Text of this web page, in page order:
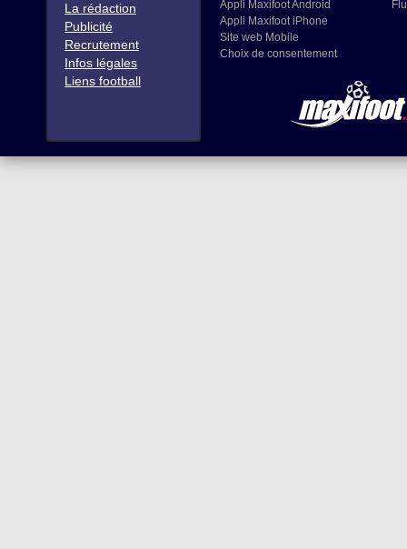
La rédaction
Publicité
Recrutement
Infos légales
Liens football
Appli Maxifoot Android
Appli Maxifoot iPhone
Site web Mobile
Choix de consentement